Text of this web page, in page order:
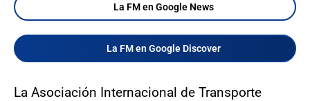
La FM en Google News
La FM en Google Discover
La Asociación Internacional de Transporte